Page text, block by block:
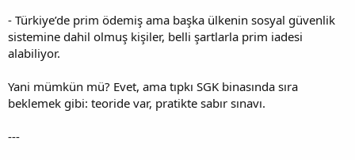
- Türkiye’de prim ödemiş ama başka ülkenin sosyal güvenlik
sistemine dahil olmuş kişiler, belli şartlarla prim iadesi
alabiliyor.
Yani mümkün mü? Evet, ama tıpkı SGK binasında sıra
beklemek gibi: teoride var, pratikte sabır sınavı.
---